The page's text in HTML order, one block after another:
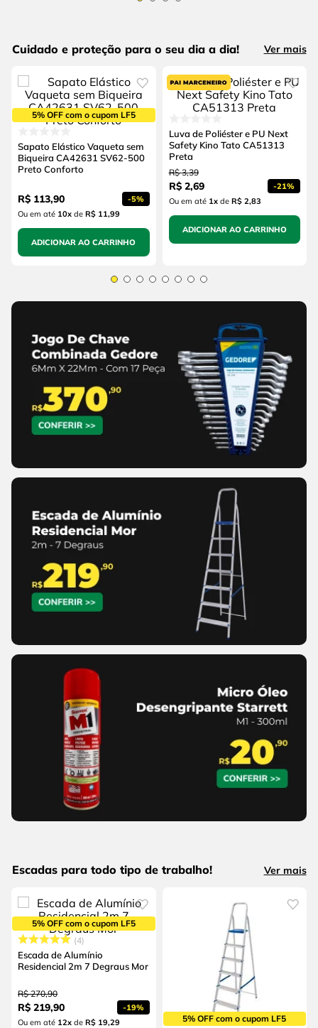
Cuidado e proteção para o seu dia a dia! Ver mais
5% OFF com o cupom LF5
Sapato Elástico Vaqueta sem
Biqueira CA42631 SV62-500
Preto Conforto
R$ 113,90 -5%
Ou em até 10x de R$ 11,99
ADICIONAR AO CARRINHO
Luva de Poliéster e PU Next
Safety Kino Tato CA51313
Preta
R$ 3,39
R$ 2,69 -21%
Ou em até 1xde R$ 2,83
ADICIONAR AO CARRINHO
Escadas para todo tipo de trabalho! Ver mais
5% OFF com o cupom LF5
4
Escada de Alumínio
Residencial 2m 7 Degraus Mor
R$ 270,90
R$ 219,90 -19%
Ou em até 12x de R$ 19,29
5% OFF com o cupom LF5